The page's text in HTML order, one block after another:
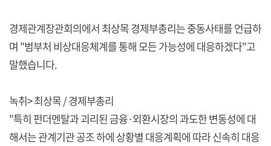
경제관계장관회의에서 최상목 경제부총리는 중동사태를 언급하
며 "범부처 비상대응체계를 통해 모든 가능성에 대응하겠다"고
말했습니다.
녹취> 최상목 / 경제부총리
"특히 펀더멘탈과 괴리된 금융·외환시장의 과도한 변동성에 대
해서는 관계기관 공조 하에 상황별 대응계획에 따라 신속히 대응